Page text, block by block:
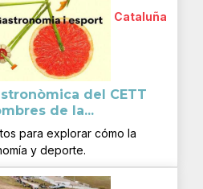
Cataluña
del CETT
de la...
para explorar cómo la
y deporte.